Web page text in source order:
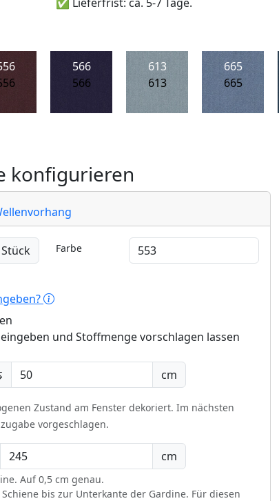
566
566
613
613
665
665
konfigurieren
Stück Farbe
und Stoffmenge vorschlagen lassen
cm
Zustand am Fenster dekoriert. Im nächsten
vorgeschlagen.
cm
Auf 0,5 cm genau.
bis zur Unterkante der Gardine. Für diesen